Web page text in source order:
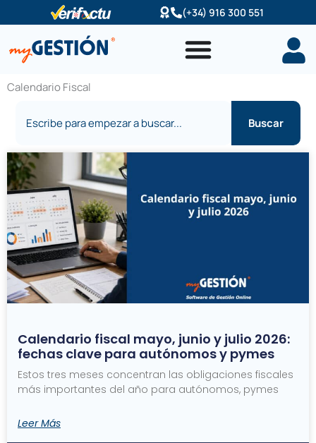
al
contenido
(+34) 916 300 551
Calendario Fiscal
Buscar
Calendario fiscal mayo, junio y julio 2026:
fechas clave para autónomos y pymes
Estos tres meses concentran las obligaciones fiscales
más importantes del año para autónomos, pymes
Leer Más